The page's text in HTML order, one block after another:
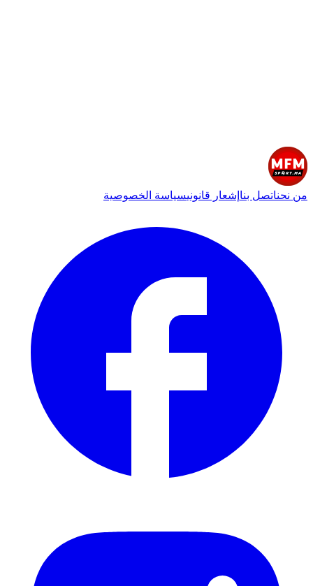
من نحناتصل بنا إشعار قانونيسياسة الخصوصية